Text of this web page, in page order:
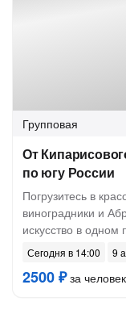
Групповая
От
по югу России
Погрузитесь в
виноградники и
искусство в одном
Сегодня в 14:00 9
2500 ₽за